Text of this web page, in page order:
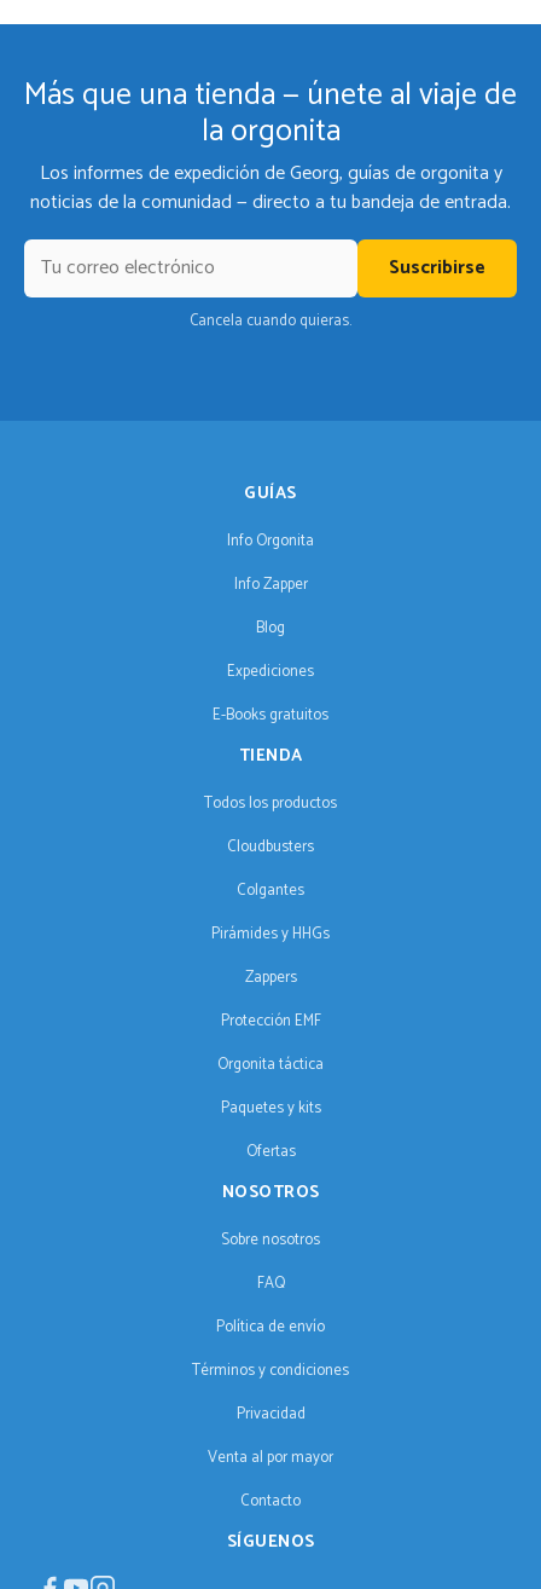
Más que una tienda — únete al viaje de
la orgonita
Los informes de expedición de Georg, guías de orgonita y
noticias de la comunidad — directo a tu bandeja de entrada.
Suscribirse
Cancela cuando quieras.
GUÍAS
Info Orgonita
Info Zapper
Blog
Expediciones
E-Books gratuitos
TIENDA
Todos los productos
Cloudbusters
Colgantes
Pirámides y HHGs
Zappers
Protección EMF
Orgonita táctica
Paquetes y kits
Ofertas
NOSOTROS
Sobre nosotros
FAQ
Política de envío
Términos y condiciones
Privacidad
Venta al por mayor
Contacto
SÍGUENOS